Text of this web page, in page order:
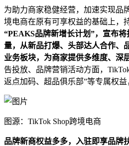
为助力商家稳健经营，加速实现品
境电商在原有可享权益的基础上，
“PEAKS品牌新增长计划”，宣布
量，从新品打爆、头部达人合作、
业务板块，为商家提供多维度、深
告投放、品牌营销活动方面，
返点加码、超品俱乐部”等专属权益
图源：TikTok Shop跨境电商
品牌新商权益多多，入驻即享品牌